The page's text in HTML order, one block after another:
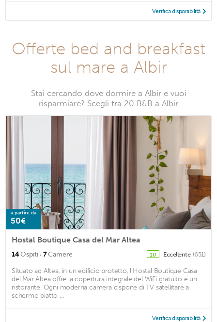
Verifica disponibilità
Offerte bed and breakfast
sul mare a Albir
Stai cercando dove dormire a Albir e vuoi
risparmiare? Scegli tra 20 B&B a Albir
a partire da
50€
Hostal Boutique Casa del Mar Altea
14Ospiti · 7Camere 10 Eccellente (651)
Situato ad Altea, in un edificio protetto, l'Hostal Boutique Casa
del Mar Altea offre la copertura integrale del WiFi gratuito e un
ristorante. Ogni moderna camera dispone di TV satellitare a
schermo piatto ...
Verifica disponibilità